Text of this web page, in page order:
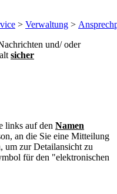
> Verwaltung >
und/ oder
sicher
links auf den Namen
an die Sie eine Mitteilung
um zur Detailansicht zu
für den "elektronischen